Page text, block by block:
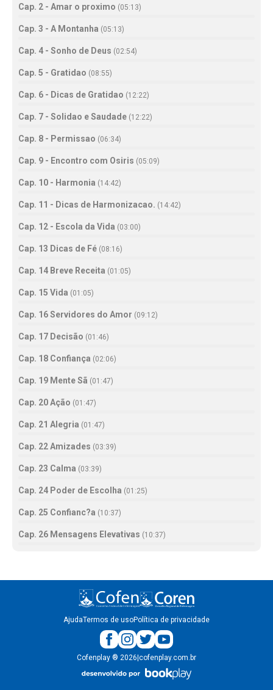
Cap. 2 - Amar o proximo (05:13)
Cap. 3 - A Montanha (05:13)
Cap. 4 - Sonho de Deus (02:54)
Cap. 5 - Gratidao (08:55)
Cap. 6 - Dicas de Gratidao (12:22)
Cap. 7 - Solidao e Saudade (12:22)
Cap. 8 - Permissao (06:34)
Cap. 9 - Encontro com Osiris (05:09)
Cap. 10 - Harmonia (14:42)
Cap. 11 - Dicas de Harmonizacao. (14:42)
Cap. 12 - Escola da Vida (03:00)
Cap. 13 Dicas de Fé (08:16)
Cap. 14 Breve Receita (01:05)
Cap. 15 Vida (01:05)
Cap. 16 Servidores do Amor (09:12)
Cap. 17 Decisão (01:46)
Cap. 18 Confiança (02:06)
Cap. 19 Mente Sã (01:47)
Cap. 20 Ação (01:47)
Cap. 21 Alegria (01:47)
Cap. 22 Amizades (03:39)
Cap. 23 Calma (03:39)
Cap. 24 Poder de Escolha (01:25)
Cap. 25 Confianc?a (10:37)
Cap. 26 Mensagens Elevativas (10:37)
AjudaTermos de usoPolítica de privacidade
Cofenplay ® 2026 cofenplay.com.br